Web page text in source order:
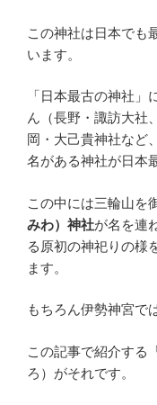
この神社は日本でも
います。
「日本最古の神社
ん（長野・諏訪大社
岡・大己貴神社など
名がある神社が日本
この中には三輪山を
みわ）神社が名を連
る原初の神祀りの様
ます。
もちろん伊勢神宮で
この記事で紹介する
ろ）がそれです。